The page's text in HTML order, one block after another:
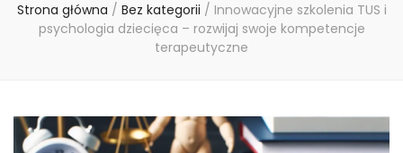
Strona główna / Bez kategorii / Innowacyjne szkolenia TUS i
psychologia dziecięca – rozwijaj swoje kompetencje
terapeutyczne